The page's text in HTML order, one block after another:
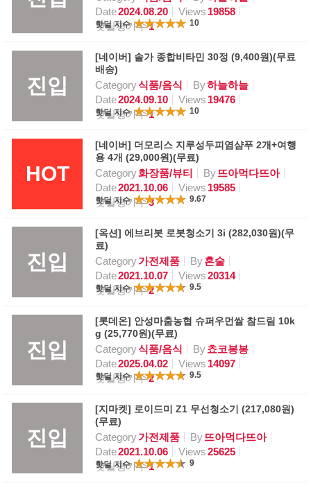
Date2024.08.20 Views 19858
핫딜평가수1
핫딜 지수 10
진입
[네이버] 솔가 종합비타민 30정 (9,400원)(무료
배송)
Category식품/음식 By하늘하늘
Date2024.09.10 Views 19476
핫딜평가수1
핫딜 지수 10
HOT
[네이버] 더모리스 지루성두피염샴푸 2개+여행
용 4개 (29,000원)(무료)
Category화장품/뷰티 By뜨아먹다뜨아
Date2021.10.06 Views 19585
핫딜평가수3
핫딜 지수 9.67
진입
[옥션] 에브리봇 로봇청소기 3i (282,030원)(무
료)
Category가전제품 By혼술
Date2021.10.07 Views20314
핫딜평가수2
핫딜 지수 9.5
진입
[롯데온] 안성마춤농협 슈퍼우먼쌀 참드림 10k
g (25,770원)(무료)
Category식품/음식 By쵸코봉봉
Date2025.04.02 Views 14097
핫딜평가수2
핫딜 지수 9.5
진입
[지마켓] 로이드미 Z1 무선청소기 (217,080원)
(무료)
Category가전제품 By뜨아먹다뜨아
Date2021.10.06 Views25625
핫딜평가수1
핫딜 지수 9